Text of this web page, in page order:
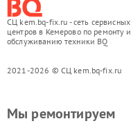
СЦ kem.bq-fix.ru - сеть сервисных
центров в Кемерово по ремонту и
обслуживанию техники BQ
2021-2026 © СЦ kem.bq-fix.ru
Мы ремонтируем